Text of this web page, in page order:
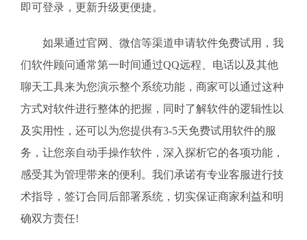
即可登录，更新升级更便捷。
如果通过官网、微信等渠道申请软件免费试用，我
们软件顾问通常第一时间通过QQ远程、电话以及其他
聊天工具来为您演示整个系统功能，商家可以通过这种
方式对软件进行整体的把握，同时了解软件的逻辑性以
及实用性，还可以为您提供有3-5天免费试用软件的服
务，让您亲自动手操作软件，深入探析它的各项功能，
感受其为管理带来的便利。我们承诺有专业客服进行技
术指导，签订合同后部署系统，切实保证商家利益和明
确双方责任!